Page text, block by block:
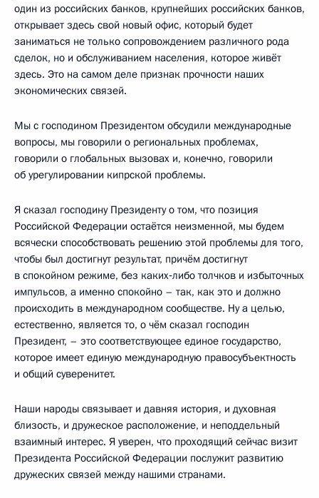
один из российских банков, крупнейших российских банков,
открывает здесь свой новый офис, который будет
заниматься не только сопровождением различного рода
сделок, но и обслуживанием населения, которое живёт
здесь. Это на самом деле признак прочности наших
экономических связей.
Мы с господином Президентом обсудили международные
вопросы, мы говорили о региональных проблемах,
говорили о глобальных вызовах и, конечно, говорили
об урегулировании кипрской проблемы.
Я сказал господину Президенту о том, что позиция
Российской Федерации остаётся неизменной, мы будем
всячески способствовать решению этой проблемы для того,
чтобы был достигнут результат, причём достигнут
в спокойном режиме, без каких‑либо толчков и избыточных
импульсов, а именно спокойно – так, как это и должно
происходить в международном сообществе. Ну а целью,
естественно, является то, о чём сказал господин
Президент, – это соответствующее единое государство,
которое имеет единую международную правосубъектность
и общий суверенитет.
Наши народы связывает и давняя история, и духовная
близость, и дружеское расположение, и неподдельный
взаимный интерес. Я уверен, что проходящий сейчас визит
Президента Российской Федерации послужит развитию
дружеских связей между нашими странами.